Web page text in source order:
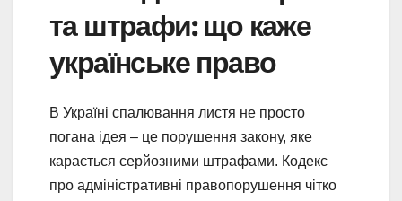
та штрафи: що каже
українське право
В Україні спалювання листя не просто
погана ідея – це порушення закону, яке
карається серйозними штрафами. Кодекс
про адміністративні правопорушення чітко